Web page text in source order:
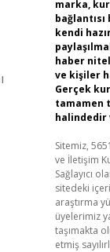
marka,
kendi
haber
ve kişiler
Gerçek
tamamen
halindedir
Sitemiz,
ve İletişim
Sağlayıcı
sitedeki
araştırma
üyelerimiz
taşımakta
etmiş